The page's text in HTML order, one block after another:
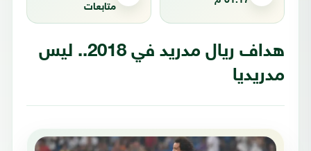
متابعات
هداف ريال مدريد في 2018.. ليس
مدريديا